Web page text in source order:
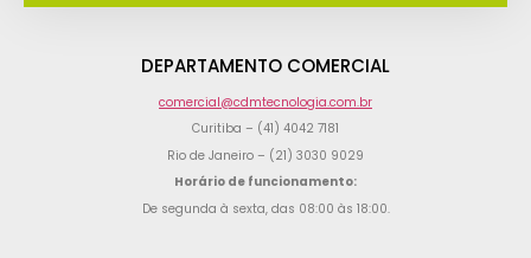
DEPARTAMENTO COMERCIAL
comercial@cdmtecnologia.com.br
Curitiba – (41) 4042 7181
Rio de Janeiro – (21) 3030 9029
Horário de funcionamento:
De segunda à sexta, das 08:00 às 18:00.